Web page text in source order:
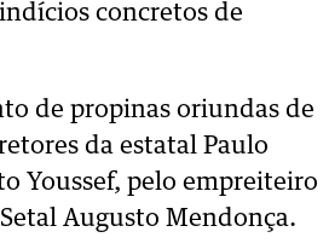
concretos de
de propinas oriundas de
da estatal Paulo
Youssef, pelo empreiteiro
Augusto Mendonça.